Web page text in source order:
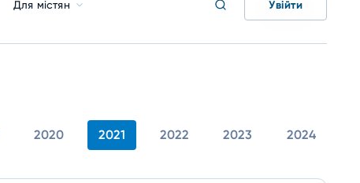
Для містян Увійти
2020 2021 2022 2023 2024